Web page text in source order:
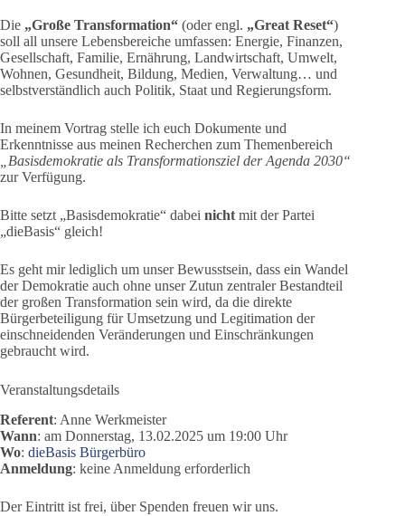
Die „Große Transformation“ (oder engl. „Great Reset“)
soll all unsere Lebensbereiche umfassen: Energie, Finanzen,
Gesellschaft, Familie, Ernährung, Landwirtschaft, Umwelt,
Wohnen, Gesundheit, Bildung, Medien, Verwaltung… und
selbstverständlich auch Politik, Staat und Regierungsform.
In meinem Vortrag stelle ich euch Dokumente und
Erkenntnisse aus meinen Recherchen zum Themenbereich
„Basisdemokratie als Transformationsziel der Agenda 2030“
zur Verfügung.
Bitte setzt „Basisdemokratie“ dabei nicht mit der Partei
„dieBasis“ gleich!
Es geht mir lediglich um unser Bewusstsein, dass ein Wandel
der Demokratie auch ohne unser Zutun zentraler Bestandteil
der großen Transformation sein wird, da die direkte
Bürgerbeteiligung für Umsetzung und Legitimation der
einschneidenden Veränderungen und Einschränkungen
gebraucht wird.
Veranstaltungsdetails
Referent: Anne Werkmeister
Wann: am Donnerstag, 13.02.2025 um 19:00 Uhr
Wo: dieBasis Bürgerbüro
Anmeldung: keine Anmeldung erforderlich
Der Eintritt ist frei, über Spenden freuen wir uns.